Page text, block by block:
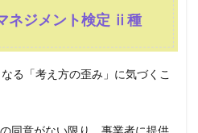
ネジメント検定 ⅱ種
る「考え方の歪み」に気づくこ
同意がない限り、事業者に提供